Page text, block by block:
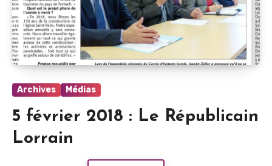
Archives Médias
5 février 2018 : Le Républicain
Lorrain